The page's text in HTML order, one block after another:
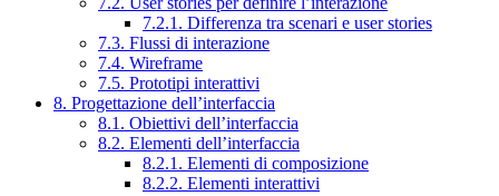
7.2.1. Differenza tra scenari e user stories
7.3. Flussi di interazione
7.4. Wireframe
7.5. Prototipi interattivi
8. Progettazione dell’interfaccia
8.1. Obiettivi dell’interfaccia
8.2. Elementi dell’interfaccia
8.2.1. Elementi di composizione
8.2.2. Elementi interattivi